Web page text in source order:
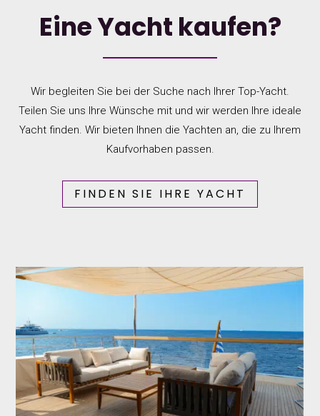
Eine Yacht kaufen?
Wir begleiten Sie bei der Suche nach Ihrer Top-Yacht.
Teilen Sie uns Ihre Wünsche mit und wir werden Ihre ideale
Yacht finden. Wir bieten Ihnen die Yachten an, die zu Ihrem
Kaufvorhaben passen.
FINDEN SIE IHRE YACHT